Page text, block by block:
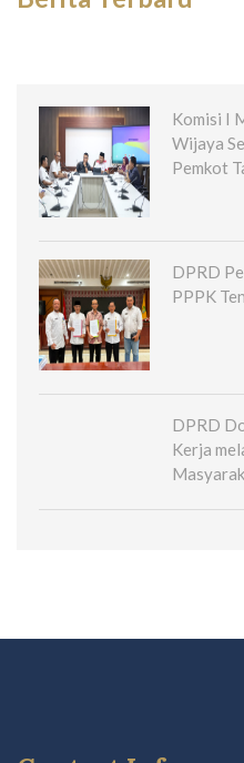
Komisi I
Wijaya
Pemkot
DPRD
PPPK
DPRD
Kerja